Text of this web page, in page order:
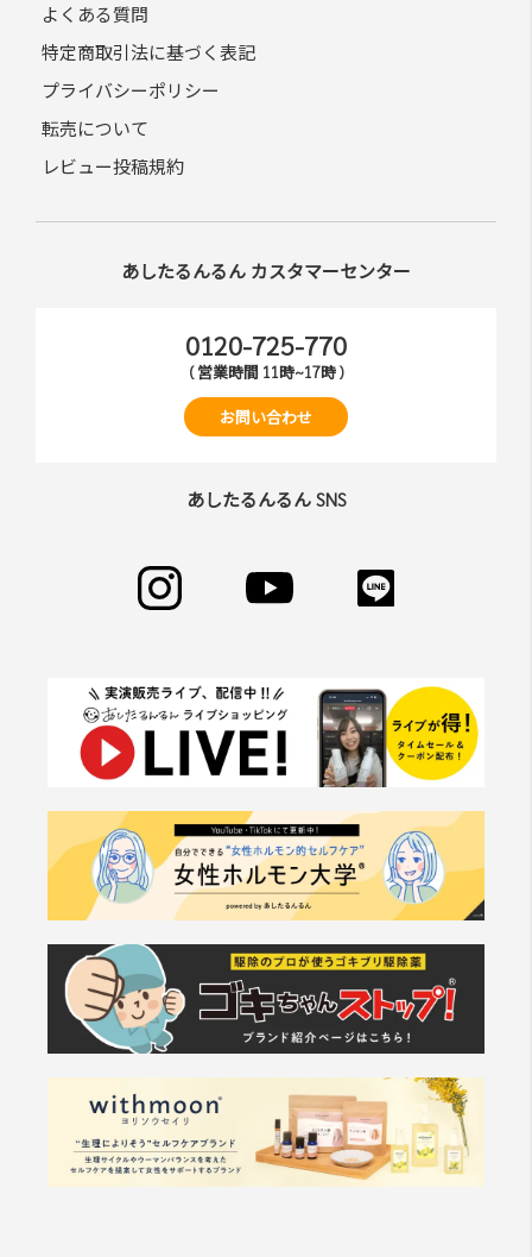
よくある質問
特定商取引法に基づく表記
プライバシーポリシー
転売について
レビュー投稿規約
あしたるんるん カスタマーセンター
0120-725-770
( 営業時間 11時~17時 )
お問い合わせ
あしたるんるん SNS